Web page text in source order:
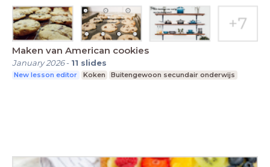
Maken van American cookies
January 2026- 11 slides
New lesson editor Koken Buitengewoon secundair onderwijs